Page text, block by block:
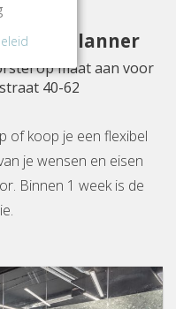
Officeplanner
op maat aan voor
40-62
of koop je een flexibel
je wensen en eisen
Binnen 1 week is de